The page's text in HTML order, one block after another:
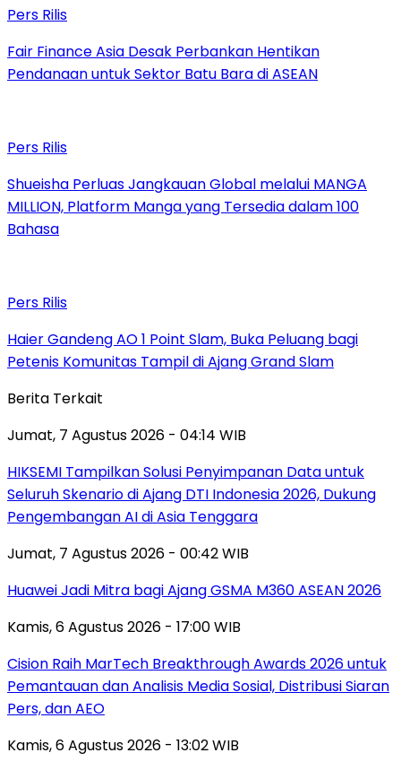
Pers Rilis
Fair Finance Asia Desak Perbankan Hentikan
Pendanaan untuk Sektor Batu Bara di ASEAN
Pers Rilis
Shueisha Perluas Jangkauan Global melalui MANGA
MILLION, Platform Manga yang Tersedia dalam 100
Bahasa
Pers Rilis
Haier Gandeng AO 1 Point Slam, Buka Peluang bagi
Petenis Komunitas Tampil di Ajang Grand Slam
Berita Terkait
Jumat, 7 Agustus 2026 - 04:14 WIB
HIKSEMI Tampilkan Solusi Penyimpanan Data untuk
Seluruh Skenario di Ajang DTI Indonesia 2026, Dukung
Pengembangan AI di Asia Tenggara
Jumat, 7 Agustus 2026 - 00:42 WIB
Huawei Jadi Mitra bagi Ajang GSMA M360 ASEAN 2026
Kamis, 6 Agustus 2026 - 17:00 WIB
Cision Raih MarTech Breakthrough Awards 2026 untuk
Pemantauan dan Analisis Media Sosial, Distribusi Siaran
Pers, dan AEO
Kamis, 6 Agustus 2026 - 13:02 WIB